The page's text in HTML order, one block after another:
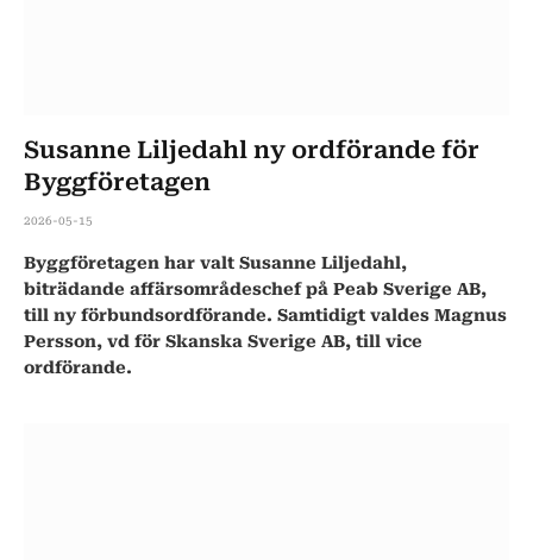
Susanne Liljedahl ny ordförande för
Byggföretagen
2026-05-15
Byggföretagen har valt Susanne Liljedahl,
biträdande affärsområdeschef på Peab Sverige AB,
till ny förbundsordförande. Samtidigt valdes Magnus
Persson, vd för Skanska Sverige AB, till vice
ordförande.